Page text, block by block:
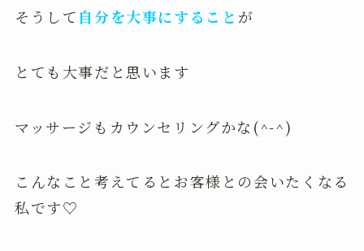
そうして 自分を大事にすること が
とても大事だと思います
マッサージもカウンセリングかな(^-^)
こんなこと考えてるとお客様との会いたくなる
私です♡